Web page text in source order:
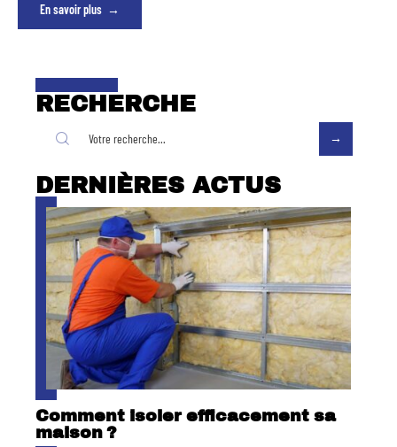
En savoir plus
RECHERCHE
DERNIÈRES ACTUS
Comment isoler efficacement sa
maison ?